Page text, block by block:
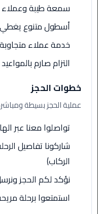
تاكسي
مطار
ليموزين
مطروح
ليموزين
المطار
ليموزين
الأحمر
مطار
سمعة طيبة وعملاء
أسطول متنوع يغطي
خدمة عملاء
التزام صارم
خطوات الحجز
عملية الحجز بسيطة
تواصلوا معنا عبر
شاركونا تفاصيل
الركاب)
نؤكد لكم الحجز
استمتعوا برحلة